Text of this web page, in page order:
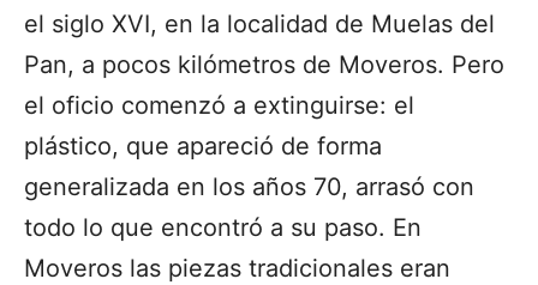
el siglo XVI, en la localidad de Muelas del
Pan, a pocos kilómetros de Moveros. Pero
el oficio comenzó a extinguirse: el
plástico, que apareció de forma
generalizada en los años 70, arrasó con
todo lo que encontró a su paso. En
Moveros las piezas tradicionales eran